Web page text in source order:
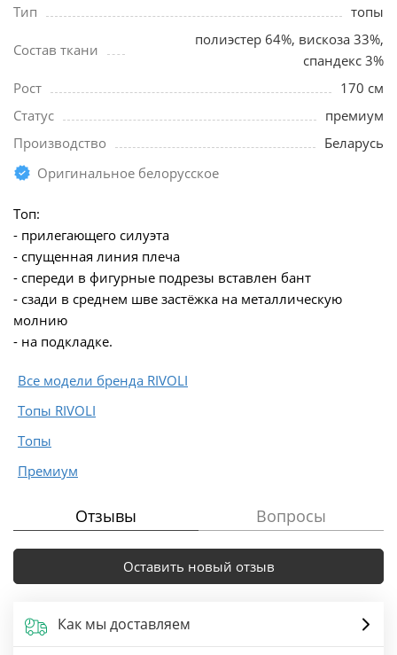
Тип топы
Состав ткани
полиэстер 64%, вискоза 33%,
спандекс 3%
Рост
170 см
Статус
премиум
Производство
Беларусь
Оригинальное белорусское
Топ:
- прилегающего силуэта
- спущенная линия плеча
- спереди в фигурные подрезы вставлен бант
- сзади в среднем шве застёжка на металлическую
молнию
- на подкладке.
Все модели бренда RIVOLI
Топы RIVOLI
Топы
Премиум
Отзывы Вопросы
Оставить новый отзыв
Как мы доставляем